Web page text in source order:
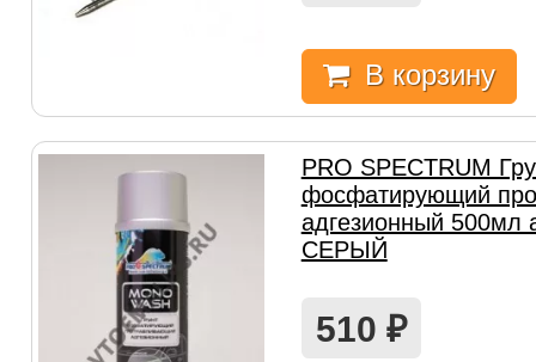
В корзину
PRO SPECTRUM
фосфатирующий
адгезионный 500мл
СЕРЫЙ
510 ₽